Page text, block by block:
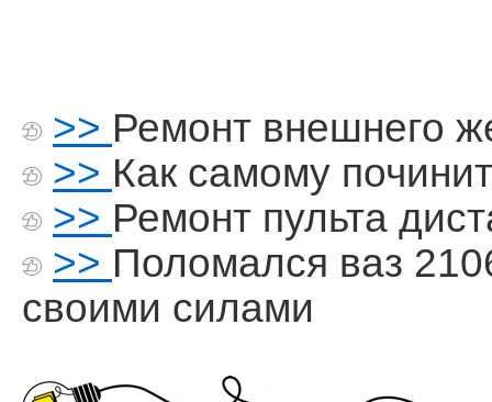
>> Ремонт внешнего
>> Как самому
>> Ремонт пульта
>> Поломался ваз
своими силами